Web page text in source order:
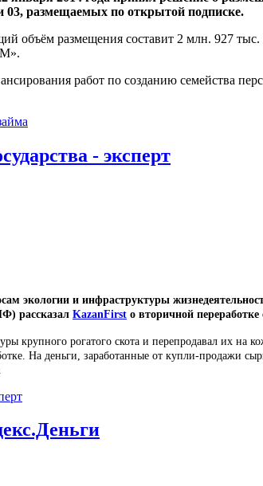
03, размещаемых по открытой подписке.
объём размещения составит 2 млн. 927
работ по созданию семейства
- эксперт
экологии и инфраструктуры
рассказал KazanFirst о вторичной
крупного рогатого скота и перепродавал их
На деньги, заработанные от купли-продажи